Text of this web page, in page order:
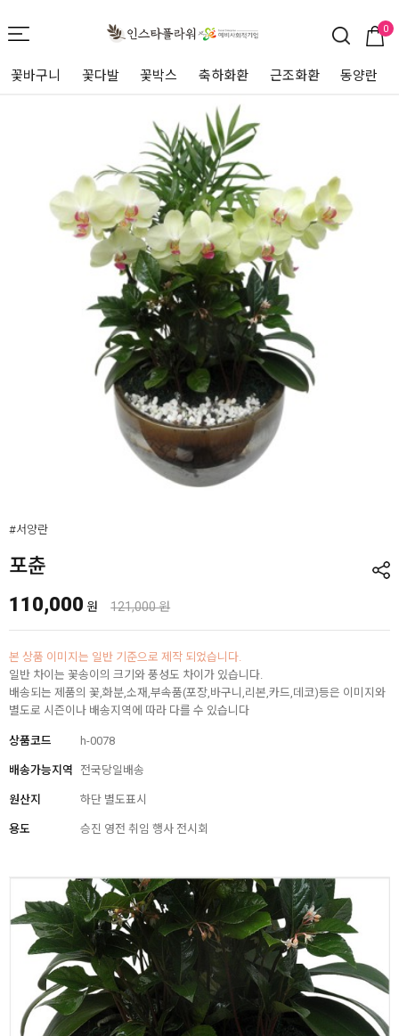
0
꽃바구니 꽃다발 꽃박스 축하화환 근조화환 동양란
#서양란
포츈
110,000 원 121,000 원
본 상품 이미지는 일반 기준으로 제작 되었습니다.
일반 차이는 꽃송이의 크기와 풍성도 차이가 있습니다.
배송되는 제품의 꽃,화분,소재,부속품(포장,바구니,리본,카드,데코)등은 이미지와
별도로 시즌이나 배송지역에 따라 다를 수 있습니다
상품코드 h-0078
배송가능지역 전국당일배송
원산지 하단 별도표시
용도 승진 영전 취임 행사 전시회